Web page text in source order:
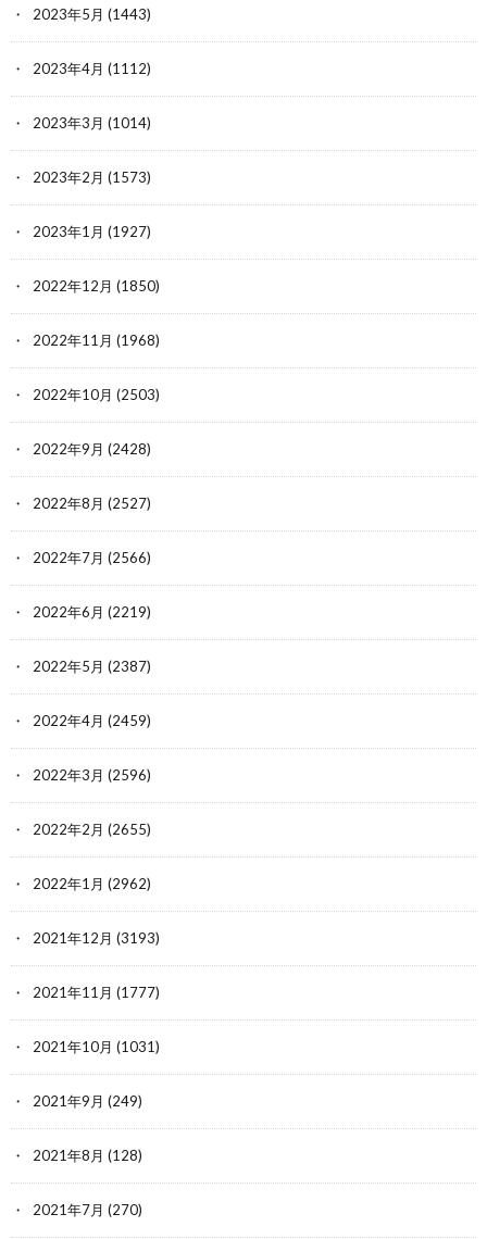
2023年5月 (1443)
2023年4月 (1112)
2023年3月 (1014)
2023年2月 (1573)
2023年1月 (1927)
2022年12月 (1850)
2022年11月 (1968)
2022年10月 (2503)
2022年9月 (2428)
2022年8月 (2527)
2022年7月 (2566)
2022年6月 (2219)
2022年5月 (2387)
2022年4月 (2459)
2022年3月 (2596)
2022年2月 (2655)
2022年1月 (2962)
2021年12月 (3193)
2021年11月 (1777)
2021年10月 (1031)
2021年9月 (249)
2021年8月 (128)
2021年7月 (270)